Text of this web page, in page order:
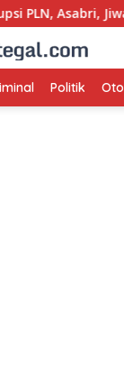
Asabri,
Politik